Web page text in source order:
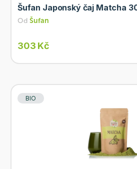
Šufan Japonský čaj Matcha
Od Šufan
303 Kč
BIO